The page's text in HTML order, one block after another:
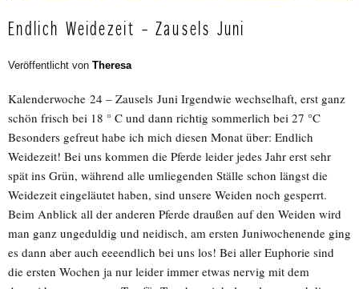
Endlich Weidezeit – Zausels Juni
Veröffentlicht von Theresa
Kalenderwoche 24 – Zausels Juni Irgendwie wechselhaft, erst ganz
schön frisch bei 18 ° C und dann richtig sommerlich bei 27 °C
Besonders gefreut habe ich mich diesen Monat über: Endlich
Weidezeit! Bei uns kommen die Pferde leider jedes Jahr erst sehr
spät ins Grün, während alle umliegenden Ställe schon längst die
Weidezeit eingeläutet haben, sind unsere Weiden noch gesperrt.
Beim Anblick all der anderen Pferde draußen auf den Weiden wird
man ganz ungeduldig und neidisch, am ersten Juniwochenende ging
es dann aber auch eeeendlich bei uns los! Bei aller Euphorie sind
die ersten Wochen ja nur leider immer etwas nervig mit dem